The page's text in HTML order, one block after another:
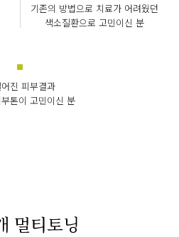
기존의 방법으로 치료가 어려웠던
색소질환으로 고민이신 분
진 피부결과
톤이 고민이신 분
멀티토닝